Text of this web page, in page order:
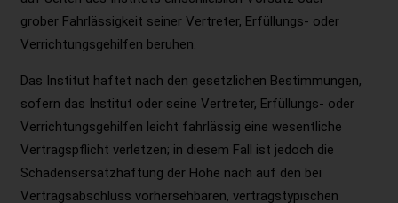
grober Fahrlässigkeit seiner Vertreter, Erfüllungs- oder
Verrichtungsgehilfen beruhen.
Das Institut haftet nach den gesetzlichen Bestimmungen,
sofern das Institut oder seine Vertreter, Erfüllungs- oder
Verrichtungsgehilfen leicht fahrlässig eine wesentliche
Vertragspflicht verletzen; in diesem Fall ist jedoch die
Schadensersatzhaftung der Höhe nach auf den bei
Vertragsabschluss vorhersehbaren, vertragstypischen